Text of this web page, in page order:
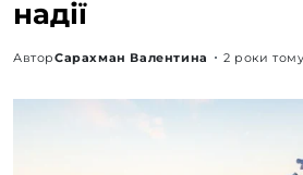
надії
АвторСарахман Валентина 2 роки